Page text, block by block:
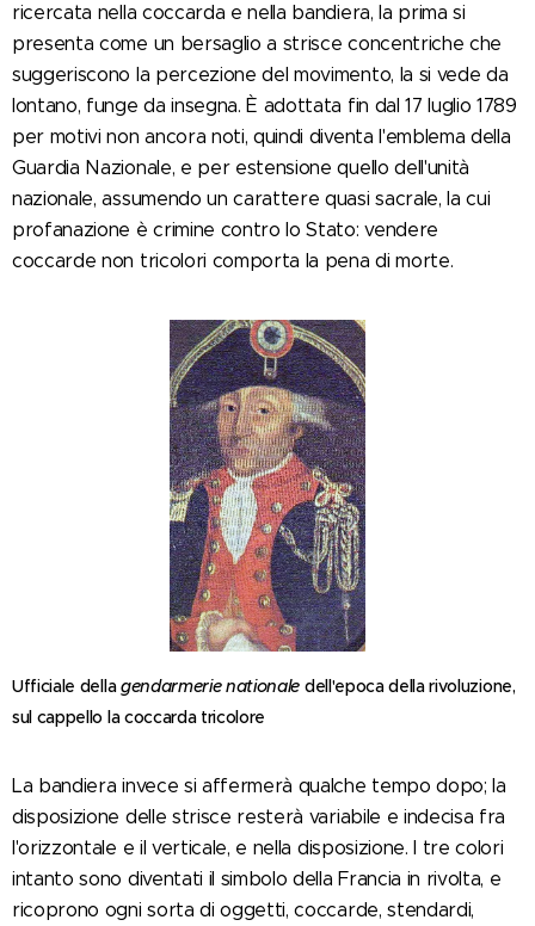
ricercata nella coccarda e nella bandiera, la prima si
presenta come un bersaglio a strisce concentriche che
suggeriscono la percezione del movimento, la si vede da
lontano, funge da insegna. È adottata fin dal 17 luglio 1789
per motivi non ancora noti, quindi diventa l'emblema della
Guardia Nazionale, e per estensione quello dell'unità
nazionale, assumendo un carattere quasi sacrale, la cui
profanazione è crimine contro lo Stato: vendere
coccarde non tricolori comporta la pena di morte.
Ufficiale dellagendarmerie nationale dell'epoca della rivoluzione,
sul cappello la coccarda tricolore
La bandiera invece si affermerà qualche tempo dopo; la
disposizione delle strisce resterà variabile e indecisa fra
l'orizzontale e il verticale, e nella disposizione. I tre colori
intanto sono diventati il simbolo della Francia in rivolta, e
ricoprono ogni sorta di oggetti, coccarde, stendardi,